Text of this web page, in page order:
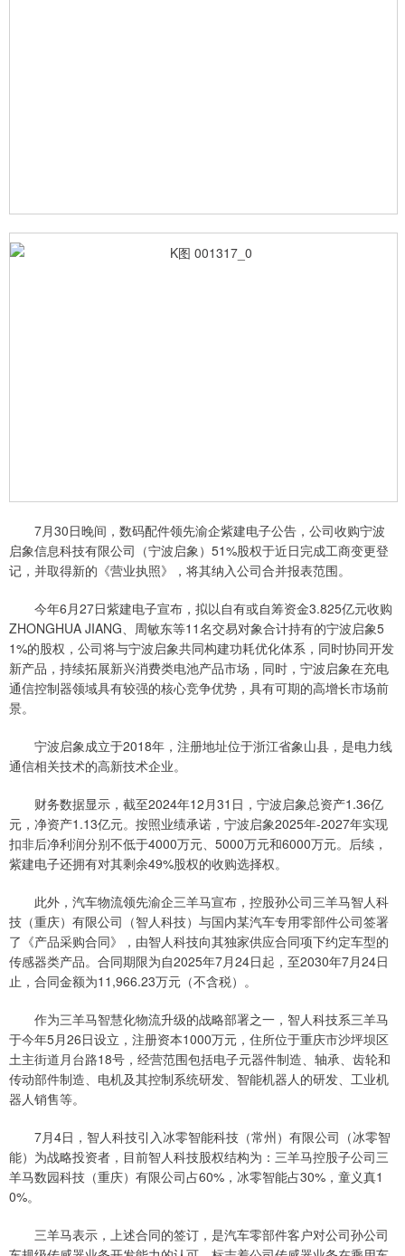
7月30日晚间，数码配件领先渝企紫建电子公告，公司收购宁波
启象信息科技有限公司（宁波启象）51%股权于近日完成工商变更登
记，并取得新的《营业执照》，将其纳入公司合并报表范围。
今年6月27日紫建电子宣布，拟以自有或自筹资金3.825亿元收购
ZHONGHUA JIANG、周敏东等11名交易对象合计持有的宁波启象5
1%的股权，公司将与宁波启象共同构建功耗优化体系，同时协同开发
新产品，持续拓展新兴消费类电池产品市场，同时，宁波启象在充电
通信控制器领域具有较强的核心竞争优势，具有可期的高增长市场前
景。
宁波启象成立于2018年，注册地址位于浙江省象山县，是电力线
通信相关技术的高新技术企业。
财务数据显示，截至2024年12月31日，宁波启象总资产1.36亿
元，净资产1.13亿元。按照业绩承诺，宁波启象2025年-2027年实现
扣非后净利润分别不低于4000万元、5000万元和6000万元。后续，
紫建电子还拥有对其剩余49%股权的收购选择权。
此外，汽车物流领先渝企三羊马宣布，控股孙公司三羊马智人科
技（重庆）有限公司（智人科技）与国内某汽车专用零部件公司签署
了《产品采购合同》，由智人科技向其独家供应合同项下约定车型的
传感器类产品。合同期限为自2025年7月24日起，至2030年7月24日
止，合同金额为11,966.23万元（不含税）。
作为三羊马智慧化物流升级的战略部署之一，智人科技系三羊马
于今年5月26日设立，注册资本1000万元，住所位于重庆市沙坪坝区
土主街道月台路18号，经营范围包括电子元器件制造、轴承、齿轮和
传动部件制造、电机及其控制系统研发、智能机器人的研发、工业机
器人销售等。
7月4日，智人科技引入冰零智能科技（常州）有限公司（冰零智
能）为战略投资者，目前智人科技股权结构为：三羊马控股子公司三
羊马数园科技（重庆）有限公司占60%，冰零智能占30%，童义真1
0%。
三羊马表示，上述合同的签订，是汽车零部件客户对公司孙公司